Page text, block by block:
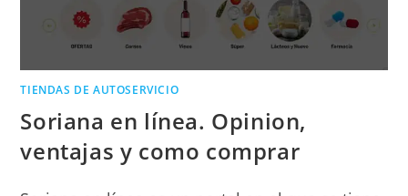
TIENDAS DE AUTOSERVICIO
Soriana en línea. Opinion,
ventajas y como comprar